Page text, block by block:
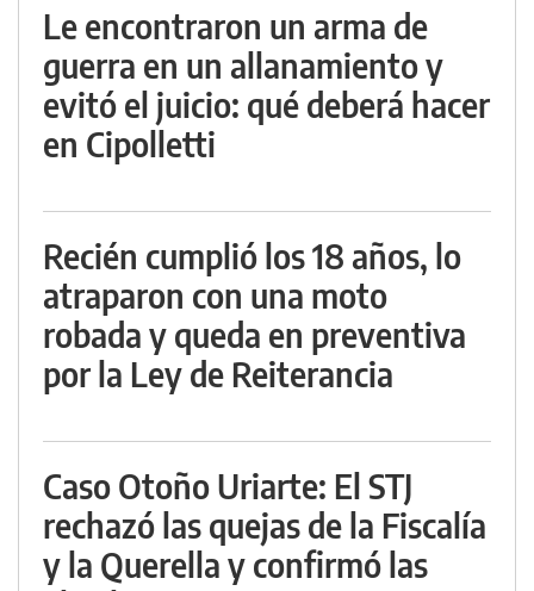
Le encontraron un arma de
guerra en un allanamiento y
evitó el juicio: qué deberá hacer
en Cipolletti
Recién cumplió los 18 años, lo
atraparon con una moto
robada y queda en preventiva
por la Ley de Reiterancia
Caso Otoño Uriarte: El STJ
rechazó las quejas de la Fiscalía
y la Querella y confirmó las